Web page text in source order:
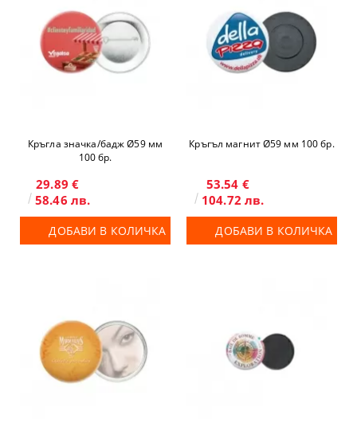
Кръгла значка/бадж Ø59 мм
100 бр.
29.89 €
58.46 лв.
ДОБАВИ В КОЛИЧКА
Кръгъл магнит Ø59 мм 100 бр.
53.54 €
104.72 лв.
ДОБАВИ В КОЛИЧКА